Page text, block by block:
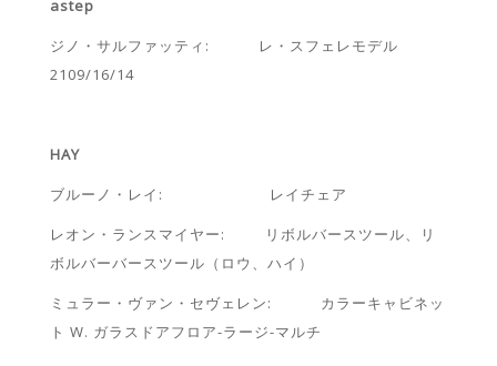
astep
ジノ・サルファッティ: レ・スフェレモデル
2109/16/14
HAY
ブルーノ・レイ: レイチェア
レオン・ランスマイヤー: リボルバースツール、リ
ボルバーバースツール（ロウ、ハイ）
ミュラー・ヴァン・セヴェレン: カラーキャビネッ
ト W. ガラスドアフロア-ラージ-マルチ